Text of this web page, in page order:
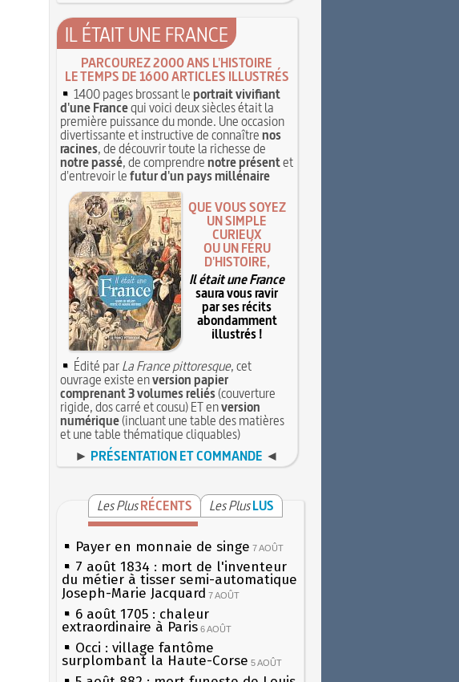
IL ÉTAIT UNE FRANCE
PARCOUREZ 2000 ANS L'HISTOIRE
LE TEMPS DE 1600 ARTICLES ILLUSTRÉS
1400 pages brossant leportrait vivifiant
d'une Francequi voici deux siècles était la
première puissance du monde. Une occasion
divertissante et instructive de connaîtrenos
racines, de découvrir toute la richesse de
notre passé, de comprendrenotre présentet
d'entrevoir lefutur d'un pays millénaire
QUE VOUS SOYEZ
UN SIMPLE
CURIEUX
OU UN FÉRU
D'HISTOIRE,
Il était une France
saura vous ravir
par ses récits
abondamment
illustrés !
Édité parLa France pittoresque, cet
ouvrage existe enversion papier
comprenant 3 volumes reliés(couverture
rigide, dos carré et cousu) ET enversion
numérique(incluant une table des matières
et une table thématique cliquables)
► PRÉSENTATION ET COMMANDE ◄
Les Plus RÉCENTS Les Plus LUS
Payer en monnaie de singe 7 AOÛT
7 août 1834 : mort de l'inventeur
du métier à tisser semi-automatique
Joseph-Marie Jacquard 7 AOÛT
6 août 1705 : chaleur
extraordinaire à Paris 6 AOÛT
Occi : village fantôme
surplombant la Haute-Corse 5 AOÛT